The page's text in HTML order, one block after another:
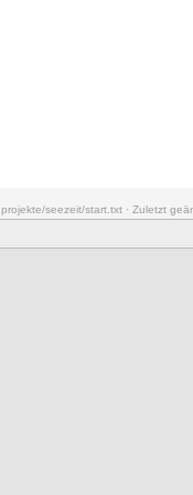
projekte/seezeit/start.txt· Zuletzt